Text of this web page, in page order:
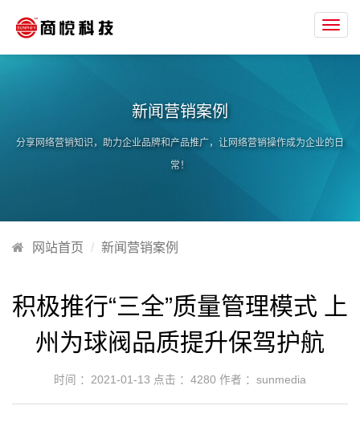
新闻营销案例
分享网络营销知识，助力企业品牌和产品推广，让网络营销操作成为企业的日
常！
网站首页 新闻营销案例
积极推行“三全”质量管理模式 上
州为球阀品质提升保驾护航
时间 ：2021-01-13 点击 ： 4280 作者 ：sunmedia